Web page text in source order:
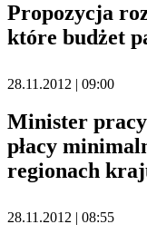
Propozycja
które budżet
28.11.2012 | 09:00
Minister
płacy
regionach
28.11.2012 | 08:55